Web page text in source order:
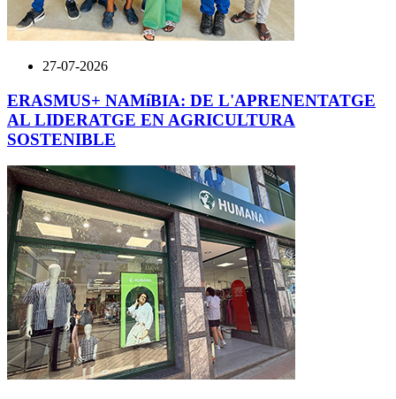
27-07-2026
ERASMUS+ NAMíBIA: DE L'APRENENTATGE
AL LIDERATGE EN AGRICULTURA
SOSTENIBLE